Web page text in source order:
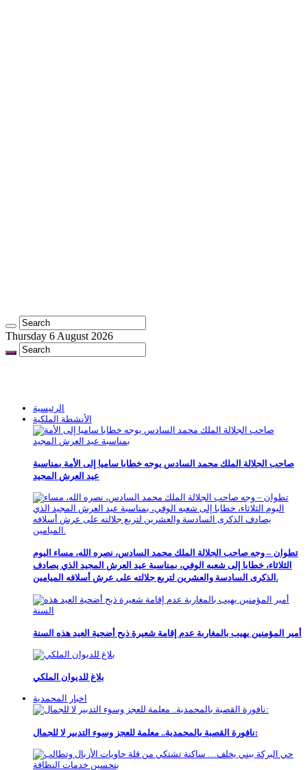
Thursday 6 August 2026
الرئيسية
الأنشطة الملكية
صاحب الجلالة الملك محمد السادس يوجه خطابا ساميا إلى الأمة بمناسبة
عيد العرش المجيد
تطوان – وجه صاحب الجلالة الملك محمد السادس، نصره الله، مساء اليوم
الثلاثاء، خطابا إلى شعبه الوفي، بمناسبة عيد العرش المجيد الذي يصادف
الذكرى السادسة والعشرين لتربع جلالته على عرش أسلافه الميامين.
أمير المؤمنين يهيب بالمغاربة عدم إقامة شعيرة ذبح أضحية العيد هذه السنة
بلاغ للديوان الملكي
اخبار المحمدية
نافورة القصبة بالمحمدية.. معلمة للعجز وسوء التدبير لا للجمال: